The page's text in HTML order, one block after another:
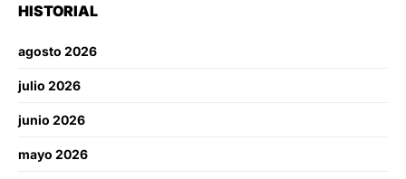
HISTORIAL
agosto 2026
julio 2026
junio 2026
mayo 2026